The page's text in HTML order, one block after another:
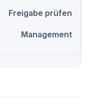
Freigabe prüfen
Management